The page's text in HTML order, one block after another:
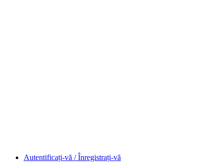
Autentificați-vă / Înregistrați-vă